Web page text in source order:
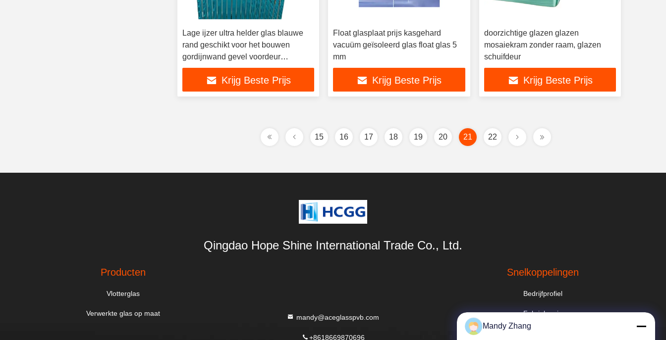
Lage ijzer ultra helder glas blauwe
rand geschikt voor het bouwen
gordijnwand gevel voordeur
aquarium tank aquarium
Krijg Beste Prijs
Float glasplaat prijs kasgehard
vacuüm geïsoleerd glas float glas 5
mm
Krijg Beste Prijs
doorzichtige glazen glazen
mosaiekram zonder raam, glazen
schuifdeur
Krijg Beste Prijs
15 16 17 18 19 20 21 22
Qingdao Hope Shine International Trade Co., Ltd.
Producten
Vlotterglas
Verwerkte glas op maat mandy@aceglasspvb.com
+8618669870696
Snelkoppelingen
Bedrijfprofiel
Fabrieksreis
Mandy Zhang